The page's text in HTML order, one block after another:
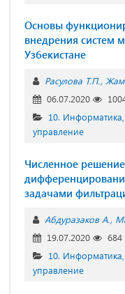
Основы
внедрения систем
Узбекистане
Расулова Т.П.
06.07.2020
10.
управление
Численное
задачами
Абдуразаков А.
19.07.2020
684
10.
управление